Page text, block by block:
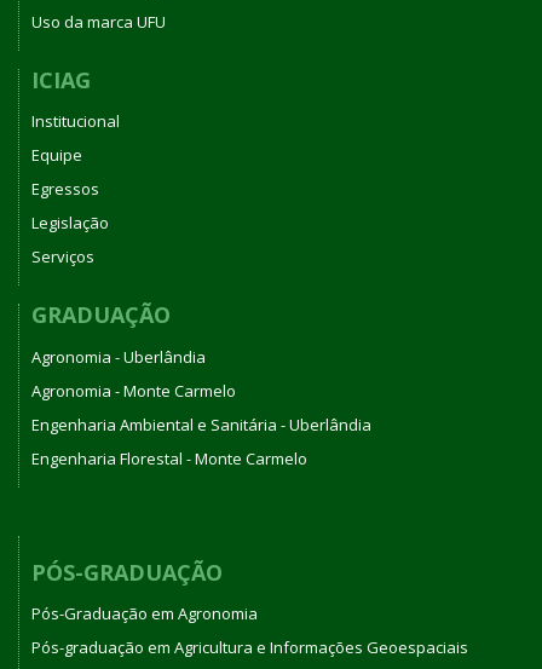
Uso da marca UFU
ICIAG
Institucional
Equipe
Egressos
Legislação
Serviços
GRADUAÇÃO
Agronomia - Uberlândia
Agronomia - Monte Carmelo
Engenharia Ambiental e Sanitária - Uberlândia
Engenharia Florestal - Monte Carmelo
PÓS-GRADUAÇÃO
Pós-Graduação em Agronomia
Pós-graduação em Agricultura e Informações Geoespaciais